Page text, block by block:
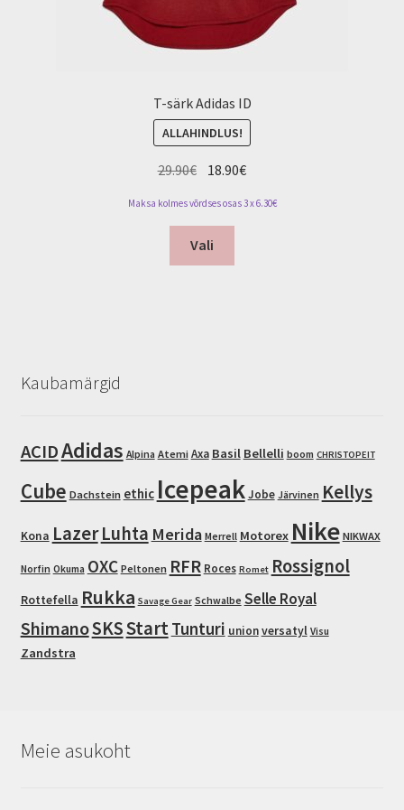
T-särk Adidas ID
ALLAHINDLUS!
29.90€ Algne
29.90€.
18.90€Current
Maksa kolmes võrdses osas 3 x 6.30€
Vali
on
the
product
page
Kaubamärgid
ACIDAdidas Alpina Atemi Axa Basil Bellelli boom CHRISTOPEIT
Cube Dachstein ethic IcepeakJobe Järvinen Kellys
Kona Lazer Luhta Merida Merrell Motorex Nike NIKWAX
Norfin Okuma OXC Peltonen RFR Roces Romet Rossignol
Rottefella Rukka Savage Gear Schwalbe Selle Royal
ShimanoSKSStartTunturi unionversatyl Visu
Zandstra
Meie asukoht